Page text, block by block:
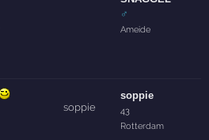
♂
Ameide
soppie
43
Rotterdam